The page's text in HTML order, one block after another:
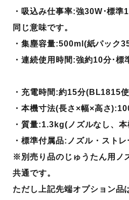
・吸込み仕事率:強30W･標
同じ意味です。
・集塵容量:500ml(紙パック
・連続使用時間:強約10分･
・充電時間:約15分(BL1815
・本機寸法(長さ×幅×高さ
・質量:1.3kg(ノズルなし、
・標準付属品:ノズル・スト
※別売り品のじゅうたん用ノ
共通です。
ただし上記先端オプション